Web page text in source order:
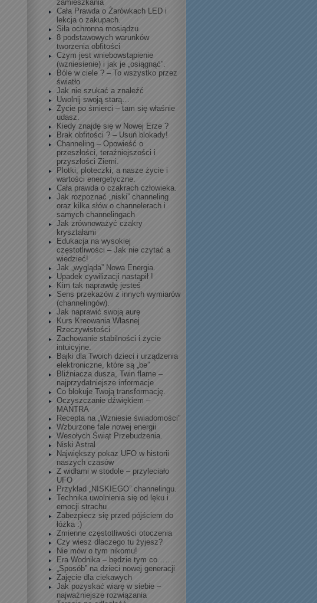
zamieszkania
Cała Prawda o Żarówkach LED i
lekcja o zakupach.
Siła ochronna mosiądzu
8 podstawowych warunków
tworzenia obfitości
Czym jest wniebowstąpienie
(wzniesienie) i jak je „osiągnąć”.
Bóle w ciele ? – To wszystko przez
światło
Jak nie szukać a znaleźć
Uwolnij swoją starą…
Życie po śmierci – tam się właśnie
udasz.
Kiedy znajdę się w Nowej Erze ?
Brak obfitości ? – Usuń blokady!
Channeling – Opowieść o
przeszłości, teraźniejszości i
przyszłości Ziemi.
Plotki, ploteczki, a nasze życie i
wartości energetyczne.
Cała prawda o czakrach człowieka.
Jak rozpoznać „niski” channeling
oraz kilka słów o channelerach i
samych channelingach
Jak zrównoważyć czakry
kryształami
Edukacja na wysokiej
częstotliwości – Jak nie czytać a
wiedzieć!
Jak „wygląda” Nowa Energia.
Upadek cywilizacji nastąpił !
Kim tak naprawdę jesteś
Sens przekazów z innych wymiarów
(channelingów).
Jak naprawić swoją aurę
Kurs Kreowania Własnej
Rzeczywistości
Zachowanie stabilności i życie
intuicyjne.
Bajki dla Twoich dzieci i urządzenia
elektroniczne, które są „be”
Bliźniacza dusza, Twin flame –
najprzydatniejsze informacje
Co blokuje Twoją transformację.
Oczyszczanie dźwiękiem –
MANTRA
Recepta na „Wzniesie świadomości”
Wzburzone fale nowej energii
Wesołych Świąt Przebudzenia.
Niski Astral
Największy pokaz UFO w historii
naszych czasów
Z widłami w stodole – przyleciało
UFO
Przykład „NISKIEGO” channelingu.
Technika uwolnienia się od lęku i
emocji strachu
Zabezpiecz się przed pójściem do
łóżka :)
Zmienne częstotliwości otoczenia
Czy wiesz dlaczego tu żyjesz?
Nie mów o tym nikomu!
Era Wodnika – będzie tym co……..
„Sposób” na dzieci nowej generacji
Zajęcie dla ciekawych
Jak pozyskać wiarę w siebie –
najważniejsze rozwiązania